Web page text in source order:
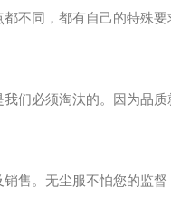
不同，都有自己的特殊
们必须淘汰的。因为品
售。无尘服不怕您的监